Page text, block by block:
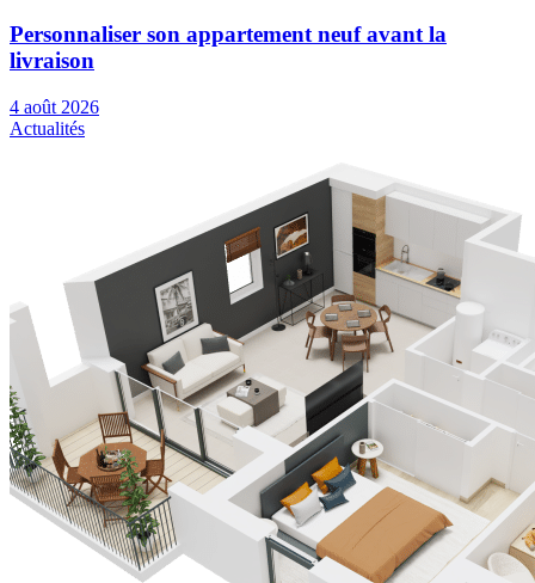
Personnaliser son appartement neuf avant la
livraison
4 août 2026
Actualités